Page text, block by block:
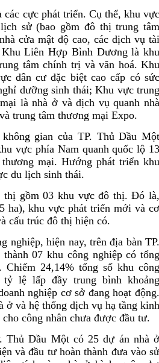
các cực phát triển. Cụ thể, khu
sử (bao gồm đô thị trung
cửa mật độ cao, các dịch vụ
Liên Hợp Bình Dương là
tâm chính trị và văn hoá.
dân cư đặc biệt cao cấp có
dưỡng sinh thái; Khu vực
là nhà ở và dịch vụ quanh
trung tâm thương mại Expo.
gian của TP. Thủ Dầu
vực phía Nam quanh quốc lộ
mại. Hướng phát triển
du lịch sinh thái.
thị gồm 03 khu vực đô thị. Đó
ha), khu vực phát triển mới và
cấu trúc đô thị hiện có.
nghiệp, hiện nay, trên địa bàn
07 khu công nghiệp có
Chiếm 24,14% tổng số khu
lệ lấp đầy trung bình
nghiệp cơ sở đang hoạt
ở và hệ thống dịch vụ hạ tầng
công nhân chưa được đầu tư.
Thủ Dầu Một có 25 dự án nhà
và đầu tư hoàn thành đưa vào